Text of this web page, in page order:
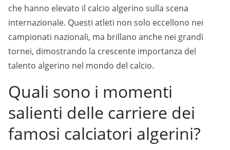
che hanno elevato il calcio algerino sulla scena
internazionale. Questi atleti non solo eccellono nei
campionati nazionali, ma brillano anche nei grandi
tornei, dimostrando la crescente importanza del
talento algerino nel mondo del calcio.
Quali sono i momenti
salienti delle carriere dei
famosi calciatori algerini?